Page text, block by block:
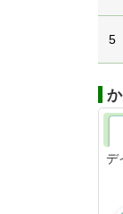
5
デ